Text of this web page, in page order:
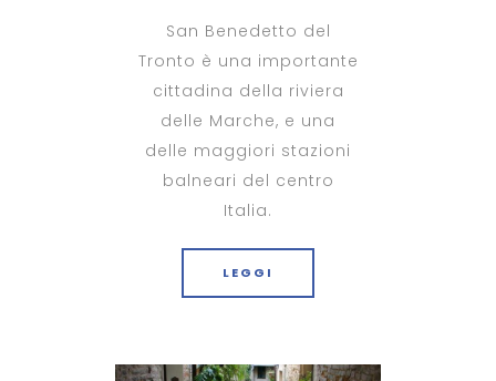
San Benedetto del
Tronto è una importante
cittadina della riviera
delle Marche, e una
delle maggiori stazioni
balneari del centro
Italia.
LEGGI